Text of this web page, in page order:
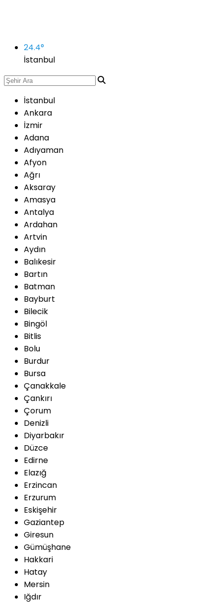
24.4°
İstanbul
İstanbul
Ankara
İzmir
Adana
Adıyaman
Afyon
Ağrı
Aksaray
Amasya
Antalya
Ardahan
Artvin
Aydın
Balıkesir
Bartın
Batman
Bayburt
Bilecik
Bingöl
Bitlis
Bolu
Burdur
Bursa
Çanakkale
Çankırı
Çorum
Denizli
Diyarbakır
Düzce
Edirne
Elazığ
Erzincan
Erzurum
Eskişehir
Gaziantep
Giresun
Gümüşhane
Hakkari
Hatay
Mersin
Iğdır